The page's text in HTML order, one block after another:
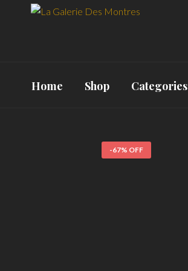
Home Shop Categories
-67% OFF